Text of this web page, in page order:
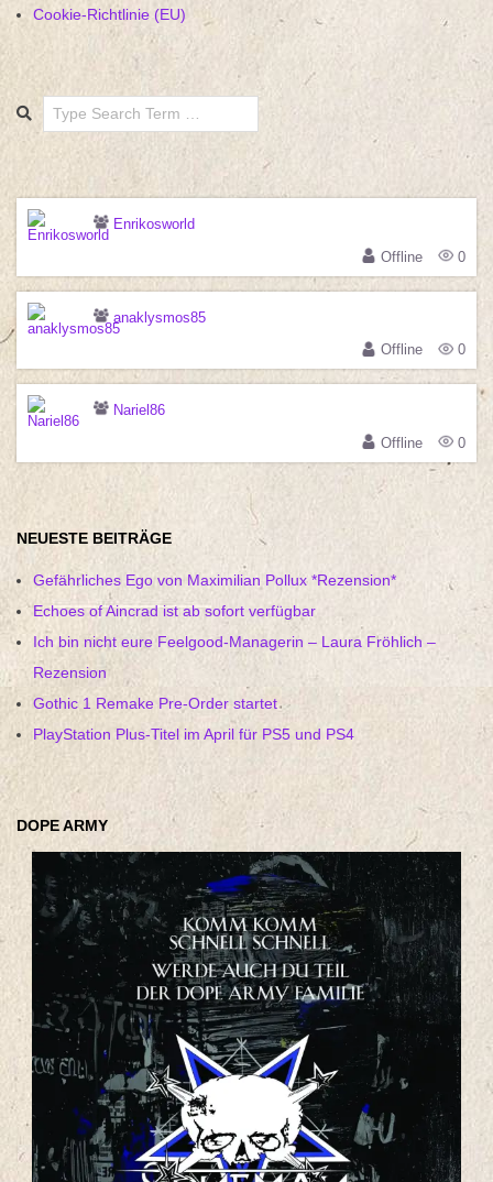
Cookie-Richtlinie (EU)
Search
Enrikosworld
Offline
0
anaklysmos85
Offline
0
Nariel86
Offline
0
NEUESTE BEITRÄGE
Gefährliches Ego von Maximilian Pollux *Rezension*
Echoes of Aincrad ist ab sofort verfügbar
Ich bin nicht eure Feelgood-Managerin – Laura Fröhlich –
Rezension
Gothic 1 Remake Pre-Order startet
PlayStation Plus-Titel im April für PS5 und PS4
DOPE ARMY